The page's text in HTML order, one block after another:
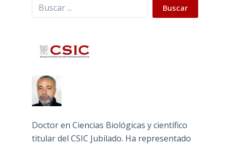
Buscar Buscar
Doctor en Ciencias Biológicas y científico
titular del CSIC Jubilado. Ha representado